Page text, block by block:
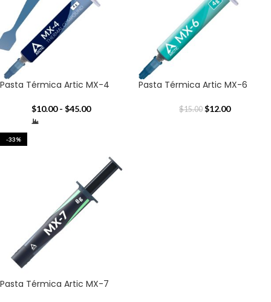
Pasta Térmica Artic MX-4
$10.00 - $45.00
Pasta Térmica Artic MX-6
$15.00 $12.00
-33%
Pasta Térmica Artic MX-7